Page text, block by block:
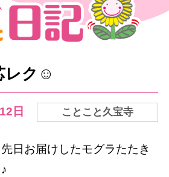
レク☺
日 ことこと久宝寺
日お届けしたモグラたたき